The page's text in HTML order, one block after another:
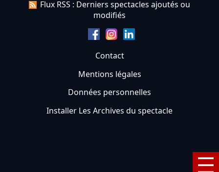
Flux RSS : Derniers spectacles ajoutés ou
modifiés
Contact
Mentions légales
Données personnelles
Installer Les Archives du spectacle